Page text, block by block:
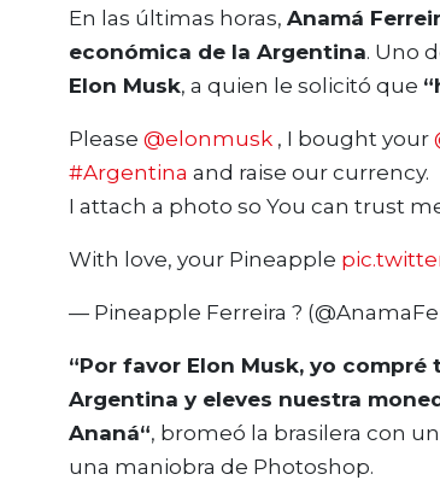
En las últimas horas, Anamá
económica de la Argentina. Uno
Elon Musk, a quien le solicitó que
Please @elonmusk , I bought your
#Argentina and raise our currency.
I attach a photo so You can trust
With love, your Pineapple
— Pineapple Ferreira ?
“Por favor Elon Musk, yo
Argentina y eleves nuestra
Ananá“, bromeó la brasilera con
una maniobra de Photoshop.